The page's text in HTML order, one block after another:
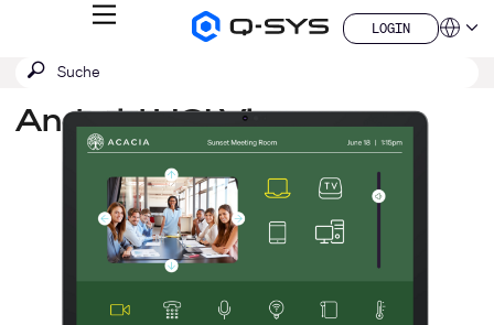
Q-
Homepage
MENÜ
LOGIN
LOGIN
QSYS.com (English)
Deutsch
Español
China (中文)
Suche
SUCHE
Android UCI Viewer